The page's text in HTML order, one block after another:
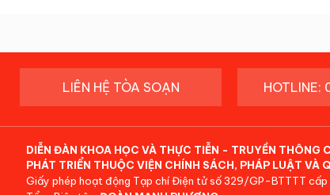
LIÊN HỆ TÒA SOẠN
DIỄN ĐÀN KHOA HỌC VÀ THỰC TIỄN - TRUYỀN THÔNG
PHÁT TRIỂN THUỘC VIỆN CHÍNH SÁCH, PHÁP LUẬT VÀ
Giấy phép hoạt động Tạp chí Điện tử số 329/GP-BTTTT